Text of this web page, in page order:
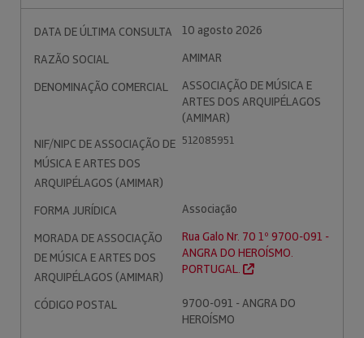
DATA DE ÚLTIMA CONSULTA
10 agosto 2026
RAZÃO SOCIAL
AMIMAR
DENOMINAÇÃO COMERCIAL
ASSOCIAÇÃO DE MÚSICA E
ARTES DOS ARQUIPÉLAGOS
(AMIMAR)
NIF/NIPC DE ASSOCIAÇÃO DE
MÚSICA E ARTES DOS
ARQUIPÉLAGOS (AMIMAR)
512085951
FORMA JURÍDICA
Associação
MORADA DE ASSOCIAÇÃO
DE MÚSICA E ARTES DOS
ARQUIPÉLAGOS (AMIMAR)
Rua Galo Nr. 70 1º 9700-091 -
ANGRA DO HEROÍSMO.
PORTUGAL.
CÓDIGO POSTAL
9700-091 - ANGRA DO
HEROÍSMO